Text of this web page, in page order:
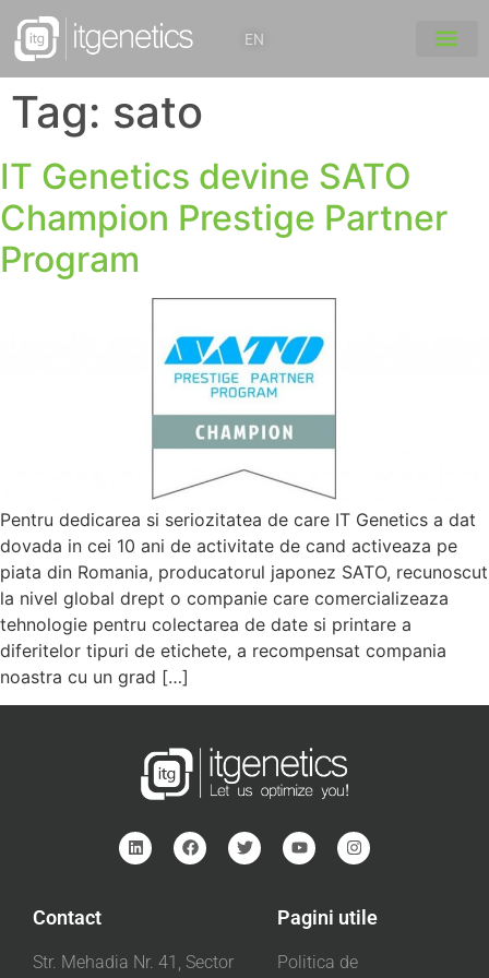
EN
Tag: sato
IT Genetics devine SATO
Champion Prestige Partner
Program
Pentru dedicarea si seriozitatea de care IT Genetics a dat
dovada in cei 10 ani de activitate de cand activeaza pe
piata din Romania, producatorul japonez SATO, recunoscut
la nivel global drept o companie care comercializeaza
tehnologie pentru colectarea de date si printare a
diferitelor tipuri de etichete, a recompensat compania
noastra cu un grad […]
Contact
Str. Mehadia Nr. 41, Sector
Pagini utile
Politica de